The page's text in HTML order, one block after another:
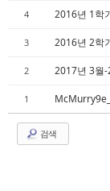
4 2016년 1학
3 2016년 2학
2 2017년 3월
1
검색